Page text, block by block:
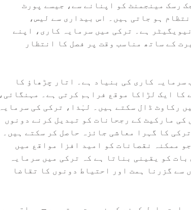
رسک مینجمنٹ کو اپنانے سے، جیسے پورٹ
ہو جاتی ہیں۔ اس بیداری سے لیس،
ہے۔ ترکی میں سرمایہ کاری، اپنے
کے ساتھ مناسب وقت پر فصل کا انتظار
کاری کی بنیاد ہے۔ اتار چڑھاؤ کا
کا ایک لڑاکا موقع فراہم کرتی ہے۔ مہنگائی،
رکاوٹ ڈال سکتے ہیں۔ لہٰذا، ترکی کی سرمایہ
کی مارکیٹ کے رجحانات کو تبدیل کرنے دونوں
کا گہرا معاشی جائزہ حاصل کر سکتے ہیں۔
ممکنہ نقصانات کو امید افزا مواقع میں
کو یقینی بناتا ہے کہ ترکی میں سرمایہ
سے گزرنا ہمت اور احتیاط دونوں کا تقاضا